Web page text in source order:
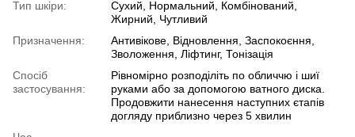
Тип шкіри:
Сухий, Нормальний, Комбінований,
Жирний, Чутливий
Призначення:
Антивікове, Відновлення, Заспокоєння,
Зволоження, Ліфтинг, Тонізація
Спосіб
застосування:
Рівномірно розподіліть по обличчю і шиї
руками або за допомогою ватного диска.
Продовжити нанесення наступних єтапів
догляду приблизно через 5 хвилин